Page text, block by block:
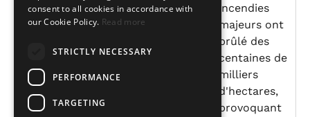
L'ouragan
Beryl a
les Caraïbes,
causant
d'importants
extrêmes
survenues
mai 2024.
incendies
majeurs ont
brûlé des
centaines de
milliers
d'hectares,
provoquant
consent to all cookies in accordance with
our Cookie Policy. Read more
STRICTLY NECESSARY
PERFORMANCE
TARGETING